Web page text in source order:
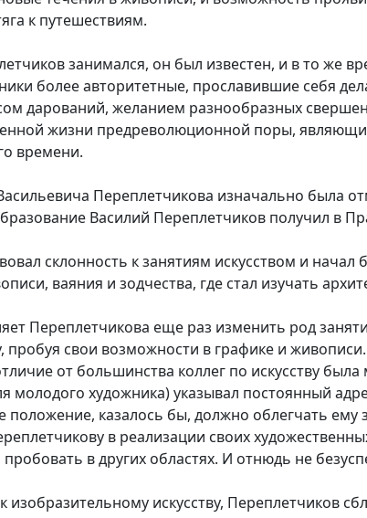
к путешествиям.
занимался, он был известен, и в то же
более авторитетные, прославившие себя
дарований, желанием разнообразных
жизни предреволюционной поры,
времени.
Переплетчикова изначально была
Василий Переплетчиков получил в
склонность к занятиям искусством и
ваяния и зодчества, где стал изучать
Переплетчикова еще раз изменить род
пробуя свои возможности в графике и
от большинства коллег по искусству
молодого художника) указывал постоянный
положение, казалось бы, должно облегчать
в реализации своих
в других областях. И отнюдь не
искусству, Переплетчиков